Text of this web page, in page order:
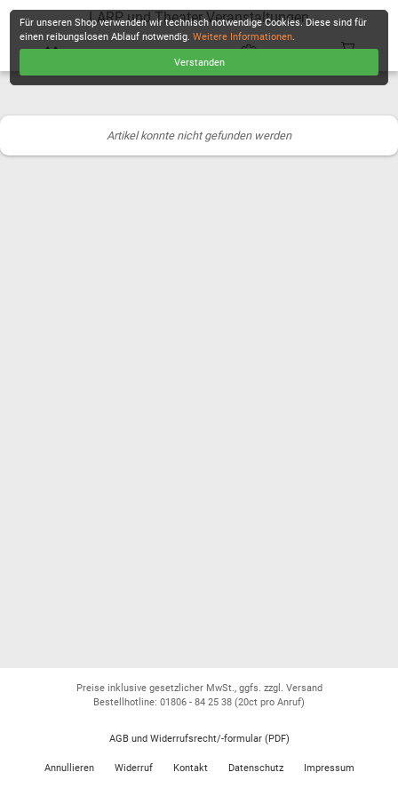
LARP und Theater Veranstaltungen
Artikel konnte nicht gefunden werden
Für unseren Shop verwenden wir technisch notwendige Cookies. Diese sind für
einen reibungslosen Ablauf notwendig.Weitere Informationen.
Verstanden
Preise inklusive gesetzlicher MwSt., ggfs. zzgl. Versand
Bestellhotline: 01806 - 84 25 38 (20ct pro Anruf)
AGB und Widerrufsrecht/-formular (PDF)
Annullieren Widerruf Kontakt Datenschutz Impressum